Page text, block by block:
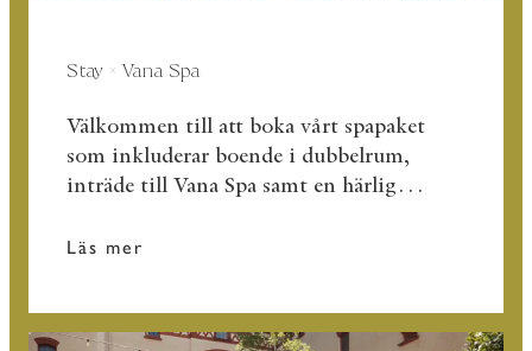
Stay × Vana Spa
Välkommen till att boka vårt spapaket
som inkluderar boende i dubbelrum,
inträde till Vana Spa samt en härlig
Läs mer